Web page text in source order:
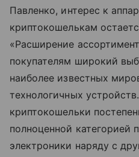
Павленко, интерес к
криптокошелькам
«Расширение
покупателям широкий
наиболее известных
технологичных
криптокошельки
полноценной категорией
электроники наряду с